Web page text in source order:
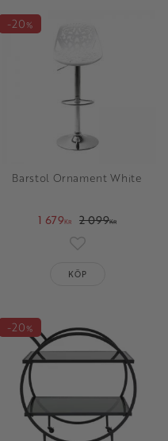
Barstol Ornament White
1 679KR 2 099KR
20%
Lägg till i
KÖP
20%